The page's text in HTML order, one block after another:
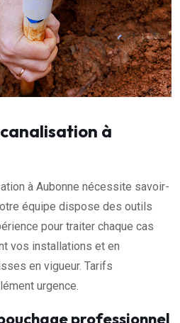
à
à Aubonne nécessite savoir-
équipe dispose des outils
pour traiter chaque cas
vos installations et en
en vigueur. Tarifs
urgence.